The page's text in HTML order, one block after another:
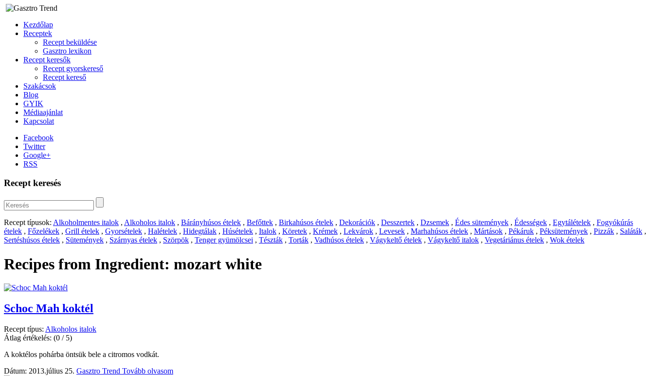
Kezdőlap
Receptek
Recept beküldése
Gasztro lexikon
Recept keresők
Recept gyorskereső
Recept kereső
Szakácsok
Blog
GYIK
Médiaajánlat
Kapcsolat
Facebook
Twitter
Google+
RSS
Recept keresés
Recept típusok: Alkoholmentes italok , Alkoholos italok , Bárányhúsos ételek , Befőttek , Birkahúsos ételek , Dekorációk , Desszertek , Dzsemek , Édes sütemények , Édességek , Egytálételek , Fogyókúrás
ételek , Főzelékek , Grill ételek , Gyorsételek , Halételek , Hidegtálak , Húsételek , Italok , Köretek , Krémek , Lekvárok , Levesek , Marhahúsos ételek , Mártások , Pékáruk , Péksütemények , Pizzák , Saláták ,
Sertéshúsos ételek , Sütemények , Szárnyas ételek , Szörpök , Tenger gyümölcsei , Tészták , Torták , Vadhúsos ételek , Vágykeltő ételek , Vágykeltő italok , Vegetáriánus ételek , Wok ételek
Recipes from Ingredient: mozart white
Schoc Mah koktél
Recept típus: Alkoholos italok
Átlag értékelés: (0 / 5)
A koktélos pohárba öntsük bele a citromos vodkát.
Dátum: 2013.július 25. Gasztro Trend Tovább olvasom